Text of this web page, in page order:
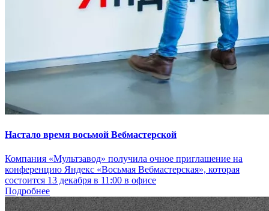
Настало время восьмой Вебмастерской
Компания «Мультзавод» получила очное приглашение на
конференцию Яндекс «Восьмая Вебмастерская», которая
состоится 13 декабря в 11:00 в офисе
Подробнее